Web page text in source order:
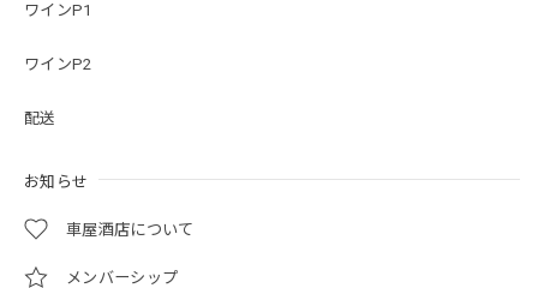
ワインP1
ワインP2
配送
お知らせ
車屋酒店について
メンバーシップ